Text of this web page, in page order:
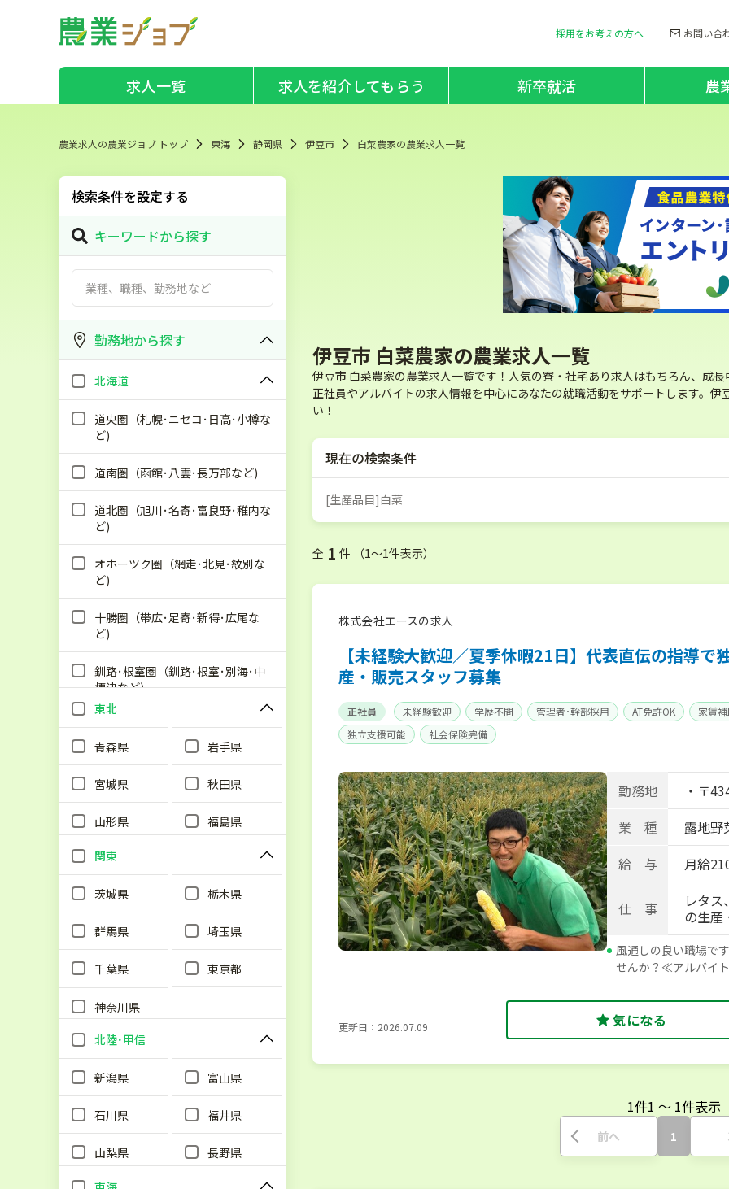
採用をお考えの方へ お問い合
求人一覧 求人を紹介してもらう 新卒就活 農
農業求人の農業ジョブ トップ 東海 静岡県 伊豆市 白菜農家の農業求人一覧
検索条件を設定する
キーワードから探す
勤務地から探す
北海道
道央圏（札幌･ニセコ･日高･小樽な
ど)
道南圏（函館･八雲･長万部など)
道北圏（旭川･名寄･富良野･稚内な
ど)
オホーツク圏（網走･北見･紋別な
ど)
十勝圏（帯広･足寄･新得･広尾な
ど)
釧路･根室圏（釧路･根室･別海･中
標津など)
東北
青森県 岩手県
宮城県 秋田県
山形県 福島県
関東
茨城県 栃木県
群馬県 埼玉県
千葉県 東京都
神奈川県
北陸･甲信
新潟県 富山県
石川県 福井県
山梨県 長野県
伊豆市 白菜農家の農業求人一覧
伊豆市 白菜農家の農業求人一覧です！人気の寮・社宅あり求人はもちろん、成
正社員やアルバイトの求人情報を中心にあなたの就職活動をサポートします。
い！
現在の検索条件
[生産品目]白菜
全 1 件 （1〜1件表示）
株式会社エースの求人
【未経験大歓迎／夏季休暇21日】代表直伝の指導
産・販売スタッフ募集
正社員 未経験歓迎 学歴不問 管理者･幹部採用 AT免許OK
家賃
独立支援可能
社会保険完備
勤務地
・〒
業 種
露地野
給 与
月給
仕 事
レタ
の生産
風通しの良い職場で
せんか？≪アルバイ
更新日：2026.07.09 気になる
1件1 〜 1件表示
前へ 1